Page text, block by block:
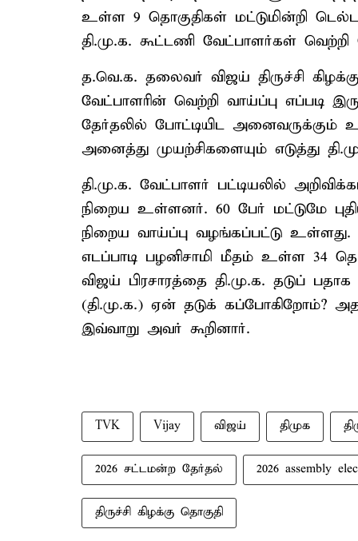
உள்ள 9 தொகுதிகள் மட்டுமின்றி
தி.மு.க. கூட்டணி வேட்பாளர்கள் வெற்றி
த.வெ.க. தலைவர் விஜய் திருச்சி
வேட்பாளரின் வெற்றி வாய்ப்பு எப்படி
தேர்தலில் போட்டியிட அனைவருக்கும்
அனைத்து முயற்சிகளையும் எடுத்து
தி.மு.க. வேட்பாளர் பட்டியலில்
நிறைய உள்ளனர். 60 பேர் மட்டுமே
நிறைய வாய்ப்பு வழங்கப்பட்டு
எடப்பாடி பழனிசாமி மீதம் உள்ள 34
விஜய் பிரசாரத்தை தி.மு.க. தடுப்
(தி.மு.க.) ஏன் தடுக் கப்போகிறோம்?
இவ்வாறு அவர் கூறினார்.
TVK Vijay விஜய் திமுக
2026 சட்டமன்ற தேர்தல் 2026 assembly
திருச்சி கிழக்கு தொகுதி